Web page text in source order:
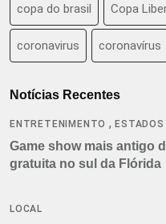
copa do brasil Copa
coronavirus coronavírus
Notícias Recentes
ENTRETENIMENTO ,ESTADOS
Game show mais antigo
gratuita no sul da Flórida
LOCAL